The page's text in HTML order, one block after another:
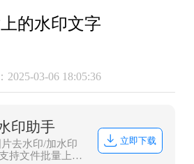
的水印文字
2025-03-06 18:05:36
印助手
去水印/加水印
持文件批量上传
立即下载